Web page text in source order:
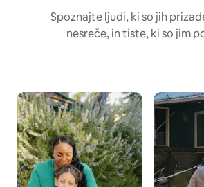
Spoznajte ljudi, ki so jih
nesreče, in tiste, ki so jim